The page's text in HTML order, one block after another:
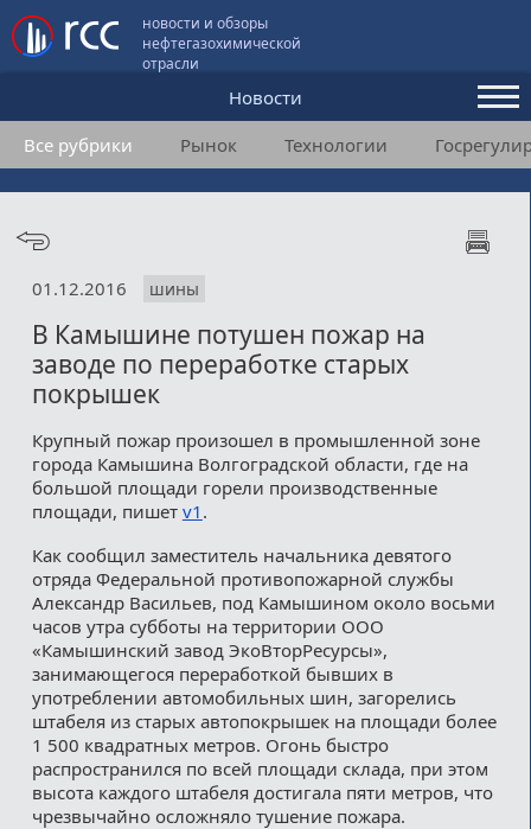
новости и обзоры
нефтегазохимической
отрасли
Новости
Аналитика и мнения
Конференции
Пользовательское соглашение
Медиакит
Контакты
Все рубрики Рынок Технологии
01.12.2016 шины
В Камышине потушен пожар на
заводе по переработке старых
покрышек
Крупный пожар произошел в промышленной зоне
города Камышина Волгоградской области, где на
большой площади горели производственные
площади, пишет v1 .
Как сообщил заместитель начальника девятого
отряда Федеральной противопожарной службы
Александр Васильев, под Камышином около восьми
часов утра субботы на территории ООО
«Камышинский завод ЭкоВторРесурсы»,
занимающегося переработкой бывших в
употреблении автомобильных шин, загорелись
штабеля из старых автопокрышек на площади более
1 500 квадратных метров. Огонь быстро
распространился по всей площади склада, при этом
высота каждого штабеля достигала пяти метров, что
чрезвычайно осложняло тушение пожара.